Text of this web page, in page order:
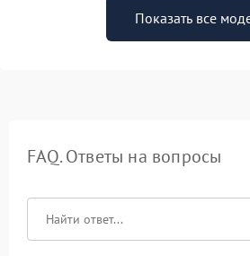
Показать все
FAQ. Ответы на вопросы